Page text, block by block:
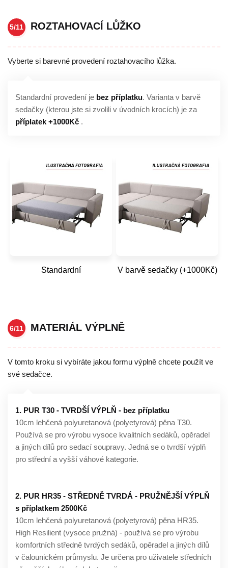
5/11 ROZTAHOVACÍ LŮŽKO
Vyberte si barevné provedení roztahovacího lůžka.
Standardní provedení je bez příplatku. Varianta v barvě
sedačky (kterou jste si zvolili v úvodních krocích) je za
příplatek +1000Kč .
Standardní V barvě sedačky (+1000Kč)
6/11 MATERIÁL VÝPLNĚ
V tomto kroku si vybíráte jakou formu výplně chcete použít ve
své sedačce.
1. PUR T30 - TVRDŠÍ VÝPLŇ - bez příplatku
10cm lehčená polyuretanová (polyetyrová) pěna T30.
Používá se pro výrobu vysoce kvalitních sedáků, opěradel
a jiných dílů pro sedací soupravy. Jedná se o tvrdší výplň
pro střední a vyšší váhové kategorie.
2. PUR HR35 - STŘEDNĚ TVRDÁ - PRUŽNĚJŠÍ VÝPLŇ
s příplatkem 2500Kč
10cm lehčená polyuretanová (polyetyrová) pěna HR35.
High Resilient (vysoce pružná) - používá se pro výrobu
komfortních středně tvrdých sedáků, opěradel a jiných dílů
v čalounickém průmyslu. Je určena pro uživatele středních